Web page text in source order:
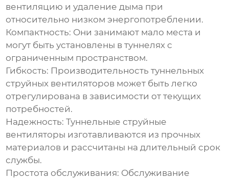
вентиляцию и удаление дыма при
относительно низком энергопотреблении.
Компактность: Они занимают мало места и
могут быть установлены в туннелях с
ограниченным пространством.
Гибкость: Производительностьтуннельных
струйных вентиляторов может быть легко
отрегулирована в зависимости от текущих
потребностей.
Надежность: Туннельные струйные
вентиляторы изготавливаются из прочных
материалов и рассчитаны на длительный срок
службы.
Простота обслуживания: Обслуживание